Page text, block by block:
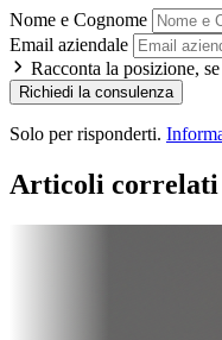
Nome e Cognome
Email aziendale
Racconta la posizione,
Richiedi la consulenza
Solo per risponderti.
Articoli correlati